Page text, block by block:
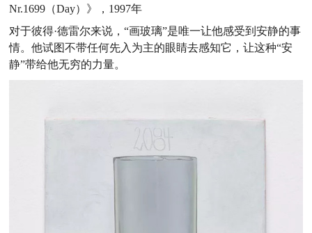
Nr.1699（Day）》，1997年
对于彼得·德雷尔来说，“画玻璃”是唯一让他感受到安静的事
情。他试图不带任何先入为主的眼睛去感知它，让这种“安
静”带给他无穷的力量。